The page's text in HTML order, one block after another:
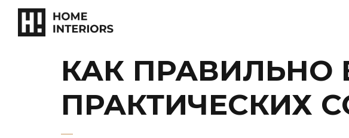
КАК ПРАВИЛЬНО
ПРАКТИЧЕСКИХ